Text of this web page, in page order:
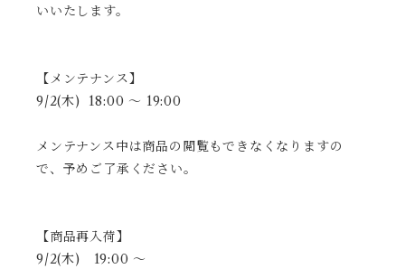
いいたします。
【メンテナンス】
9/2(木) 18:00 ～ 19:00
メンテナンス中は商品の閲覧もできなくなりますの
で、予めご了承ください。
【商品再入荷】
9/2(木) 19:00 ～